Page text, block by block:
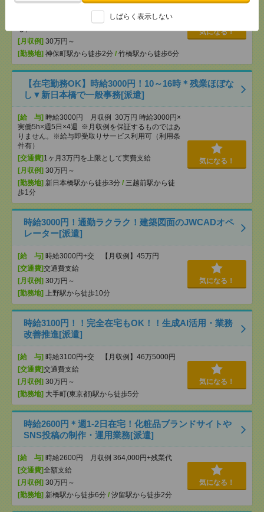
しばらく表示しない
○通勤交通費の支給あり（当社規定によ
る）
[月収例] 30万円～
[勤務地] 神保町駅から徒歩2分 / 竹橋駅から徒歩6分
気になる！
【在宅勤務OK】時給3000円！10～16時＊残業ほぼな
し▼新日本橋で一般事務[派遣]
[給 与] 時給3000円 月収例 30万円 時給3000円×
実働5h×週5日×4週 ※月収例を保証するものではあ
りません。※給与即受取りサービス利用可（利用条
件有）
[交通費] 1ヶ月3万円を上限として実費支給
[月収例] 30万円～
[勤務地] 新日本橋駅から徒歩3分 / 三越前駅から徒
歩1分
気になる！
時給3000円！通勤ラクラク！建築図面のJWCADオペ
レーター[派遣]
[給 与] 時給3000円+交 【月収例】45万円
[交通費]交通費支給
[月収例] 30万円～
[勤務地] 上野駅から徒歩10分
気になる！
時給3100円！！完全在宅もOK！！生成AI活用・業務
改善推進[派遣]
[給 与] 時給3100円+交 【月収例】46万5000円
[交通費]交通費支給
[月収例] 30万円～
[勤務地] 大手町(東京都)駅から徒歩5分
気になる！
時給2600円＊週1-2日在宅！化粧品ブランドサイトや
SNS投稿の制作・運用業務[派遣]
[給 与] 時給2600円 月収例 364,000円+残業代
[交通費]全額支給
[月収例] 30万円～
[勤務地] 新橋駅から徒歩6分 / 汐留駅から徒歩2分
気になる！